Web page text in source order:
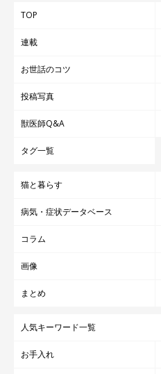
TOP
連載
お世話のコツ
投稿写真
獣医師Q&A
タグ一覧
猫と暮らす
病気・症状データベース
コラム
画像
まとめ
人気キーワード一覧
お手入れ